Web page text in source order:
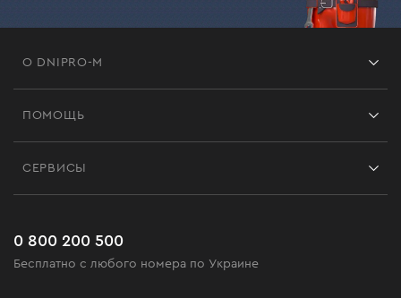
О DNIPRO-M
Черная пятница
ПОМОЩЬ
Часто задаваемые вопросы
СЕРВИСЫ
0 800 200 500
Бесплатно с любого номера по Украине